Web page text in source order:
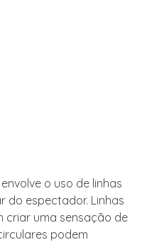
o uso de linhas
do espectador. Linhas
criar uma sensação de
podem